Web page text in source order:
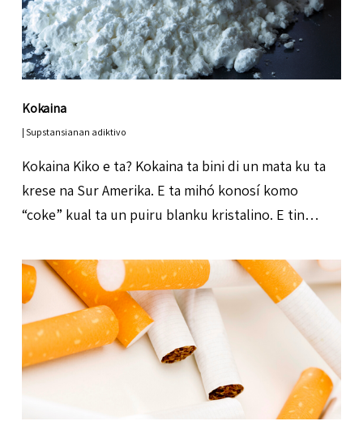
Kokaina
|Supstansianan adiktivo
Kokaina Kiko e ta? Kokaina ta bini di un mata ku ta
krese na Sur Amerika. E ta mihó konosí komo
“coke” kual ta un puiru blanku kristalino. E tin…